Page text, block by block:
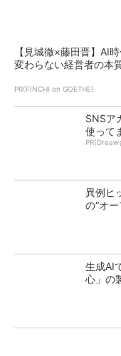
【見城徹×藤田晋】AI
変わらない経営者の本
PR(FINCHI on GOETHE)
SNSア
使って
PR(Dreaw
異例ヒ
の“オ
生成AI
心」の